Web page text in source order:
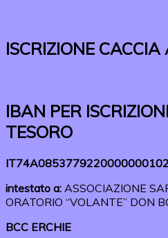
ISCRIZIONE
IBAN PER
TESORO
intestato a: ASSOCIAZIONE
ORATORIO “VOLANTE” DON
BCC ERCHIE